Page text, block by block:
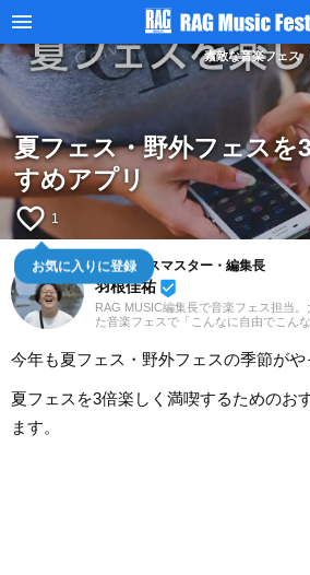
素敵な音楽フェス
夏フェス・野外フェスを
すめアプリ
favorite_border 1
お気に入りに登録音楽フェスマスター・編集長
羽根佳祐 beenhere
RAG MUSIC編集長で音楽フェス担当
た音楽フェスで「こんなに自由でこん
し、音楽フェスファンを増やすべく、
今年も夏フェス・野外フェスの季節がや
夏フェスを3倍楽しく満喫するためのお
ます。